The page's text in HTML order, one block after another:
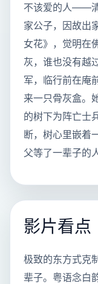
不该爱的人——
家公子，因故出
女花》，觉明在
灰，谁也没有越
军，临行前在庵
来一只骨灰盒。
的树下为阵亡士
断，树心里嵌着
父等了一辈子的
影片看点
极致的东方式克
辈子。粤语念白